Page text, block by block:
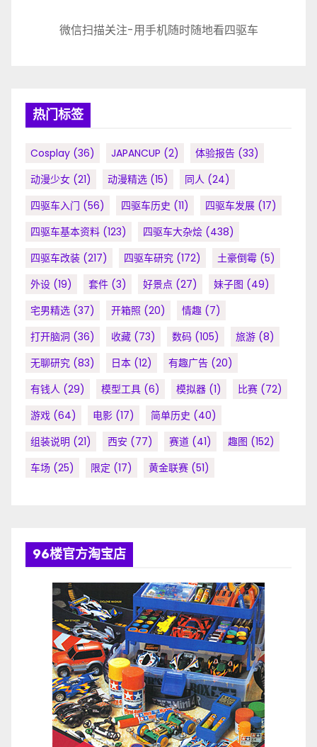
微信扫描关注-用手机随时随地看四驱车
热门标签
Cosplay (36) JAPANCUP (2) 体验报告 (33)
动漫少女 (21) 动漫精选 (15) 同人 (24)
四驱车入门 (56) 四驱车历史 (11) 四驱车发展 (17)
四驱车基本资料 (123) 四驱车大杂烩 (438)
四驱车改装 (217) 四驱车研究 (172) 土豪倒霉 (5)
外设 (19) 套件 (3) 好景点 (27) 妹子图 (49)
宅男精选 (37) 开箱照 (20) 情趣 (7)
打开脑洞 (36) 收藏 (73) 数码 (105) 旅游 (8)
无聊研究 (83) 日本 (12) 有趣广告 (20)
有钱人 (29) 模型工具 (6) 模拟器 (1) 比赛 (72)
游戏 (64) 电影 (17) 简单历史 (40)
组装说明 (21) 西安 (77) 赛道 (41) 趣图 (152)
车场 (25) 限定 (17) 黄金联赛 (51)
96楼官方淘宝店